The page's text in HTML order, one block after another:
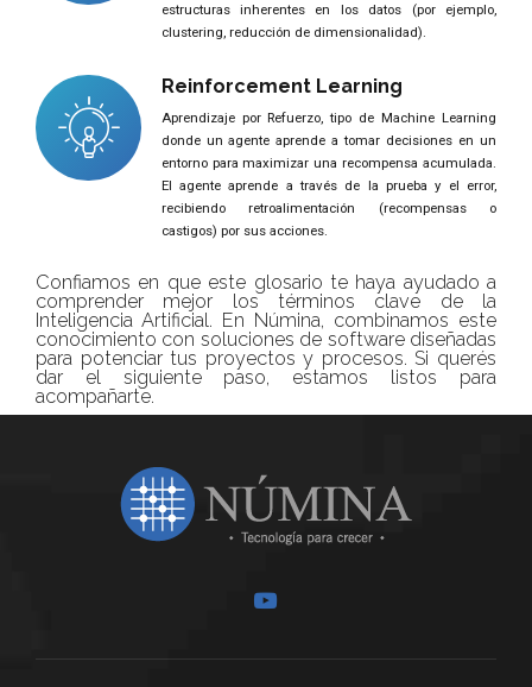
estructuras inherentes en los datos (por ejemplo,
clustering, reducción de dimensionalidad).
Reinforcement Learning
Aprendizaje por Refuerzo, tipo de Machine Learning
donde un agente aprende a tomar decisiones en un
entorno para maximizar una recompensa acumulada.
El agente aprende a través de la prueba y el error,
recibiendo retroalimentación (recompensas o
castigos) por sus acciones.
Confiamos en que este glosario te haya ayudado a
comprender mejor los términos clave de la
Inteligencia Artificial. En Númina, combinamos este
conocimiento con soluciones de software diseñadas
para potenciar tus proyectos y procesos. Si querés
dar el siguiente paso, estamos listos para
acompañarte.